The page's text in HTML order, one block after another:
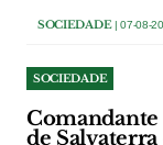
SOCIEDADE| 07-08-
SOCIEDADE
de